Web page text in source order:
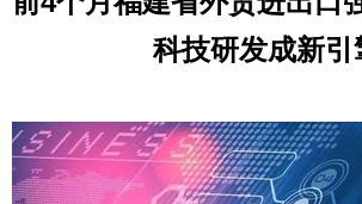
科技研发成新引